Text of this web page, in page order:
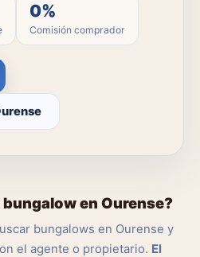
0%
Comisión comprador
en Ourense?
bungalows en Ourense y
el agente o propietario. El